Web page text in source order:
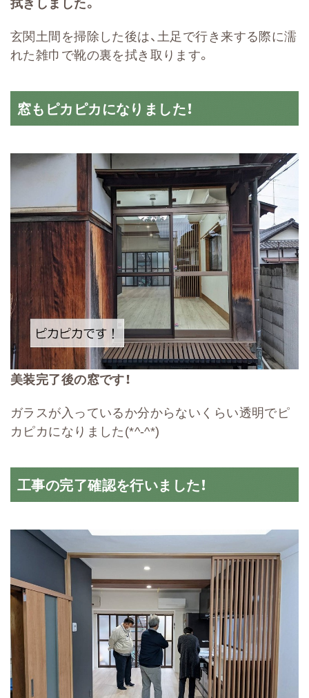
玄関土間を掃除した後は、土足で行き来する際に濡
れた雑巾で靴の裏を拭き取ります。
窓もピカピカになりました！
美装完了後の窓です！
ガラスが入っているか分からないくらい透明でピ
カピカになりました(*^-^*)
工事の完了確認を行いました！